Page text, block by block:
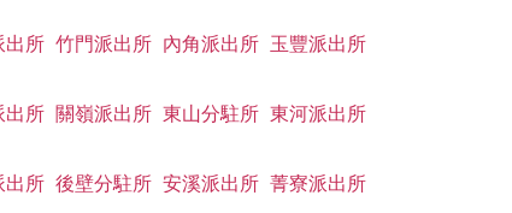
出所 竹門派出所 內角派出所 玉豐派出所
出所 關嶺派出所 東山分駐所 東河派出所
出所 後壁分駐所 安溪派出所 菁寮派出所